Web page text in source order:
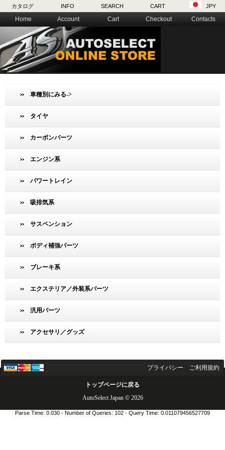
カタログ INFO SEARCH CART JPY
Home Account Cart Checkout Contacts
車種別にみる->
タイヤ
カーボンパーツ
エンジン系
パワートレイン
吸排気系
サスペンション
ボディ補強パーツ
ブレーキ系
エクステリア／外装系パーツ
汎用パーツ
アクセサリ／グッズ
プライバシー ご利用規約
トップページに戻る
AutoSelect Japan © 2026
Parse Time: 0.030 - Number of Queries: 102 - Query Time: 0.011079456527709